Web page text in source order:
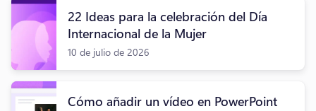
22 Ideas para la celebración del Día
Internacional de la Mujer
10 de julio de 2026
Cómo añadir un vídeo en PowerPoint